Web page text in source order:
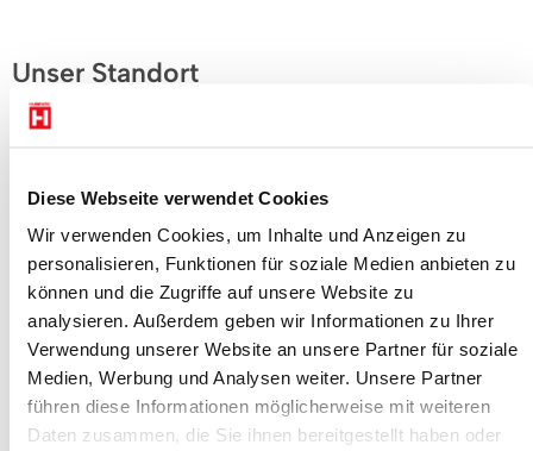
Diese Webseite verwendet Cookies
Wir verwenden Cookies, um Inhalte und Anzeigen zu
personalisieren, Funktionen für soziale Medien anbieten zu
können und die Zugriffe auf unsere Website zu
analysieren. Außerdem geben wir Informationen zu Ihrer
Verwendung unserer Website an unsere Partner für soziale
Medien, Werbung und Analysen weiter. Unsere Partner
führen diese Informationen möglicherweise mit weiteren
Daten zusammen, die Sie ihnen bereitgestellt haben oder
Unser Standort
Medizintechnik.
Mehr erfahren